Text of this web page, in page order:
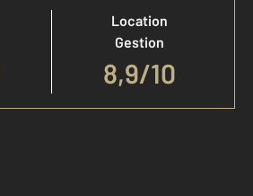
Location
Gestion
8,9/10